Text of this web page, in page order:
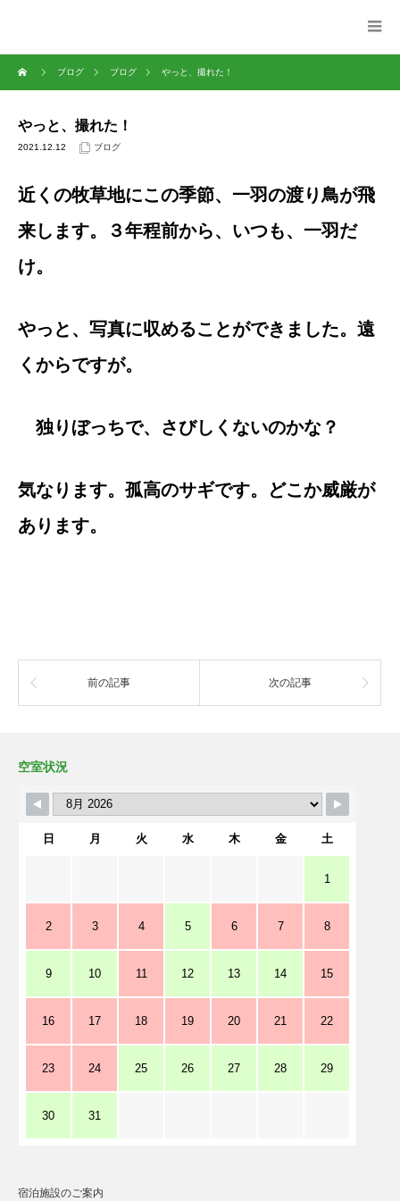
ブログ ブログ やっと、撮れた！
やっと、撮れた！
2021.12.12 ブログ
近くの牧草地にこの季節、一羽の渡り鳥が飛
来します。３年程前から、いつも、一羽だ
け。
やっと、写真に収めることができました。遠
くからですが。
独りぼっちで、さびしくないのかな？
気なります。孤高のサギです。どこか威厳が
あります。
前の記事 次の記事
空室状況
日 月 火 水 木 金 土
1
2 3 4 5 6 7 8
9 10 11 12 13 14 15
16 17 18 19 20 21 22
23 24 25 26 27 28 29
30 31
宿泊施設のご案内